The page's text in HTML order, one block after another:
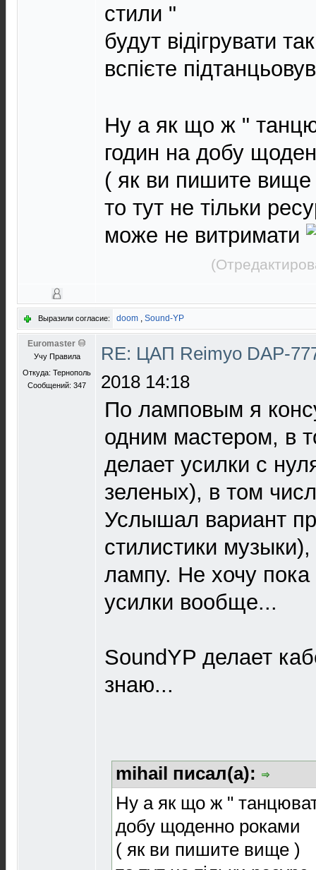
стили "
будут відігрувати
вспієте
Ну а як що ж "
годин на добу
( як ви пишите вище
то тут не тільки
може не витримати
Выразили согласие: doom , Sound-YP
Euromaster
Учу Правила
Откуда: Тернополь
Сообщений: 347
RE: ЦАП Reimyo DAP-
2018 14:18
По ламповым я
одним мастером, в
делает усилки с
зеленых), в том
Услышал вариант
стилистики
лампу. Не хочу пока
усилки вообще...
SoundYP делает
знаю...
mihail писал(а):
Ну а як що ж "
добу щоденно роками
( як ви пишите вище )